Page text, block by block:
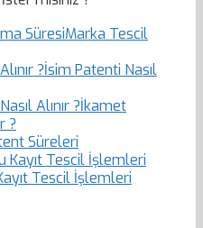
Marka Tescil
İsim Patenti Nasıl
İkamet
?
Süreleri
Tescil İşlemleri